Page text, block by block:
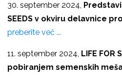
30. september 2024,
SEEDS v okviru delavnice
preberite več ...
11. september 2024, LIFE FOR
pobiranjem semenskih